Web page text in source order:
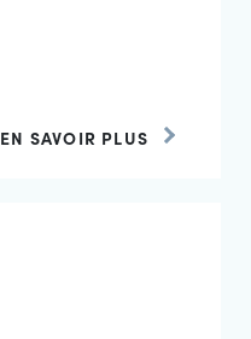
EN SAVOIR PLUS